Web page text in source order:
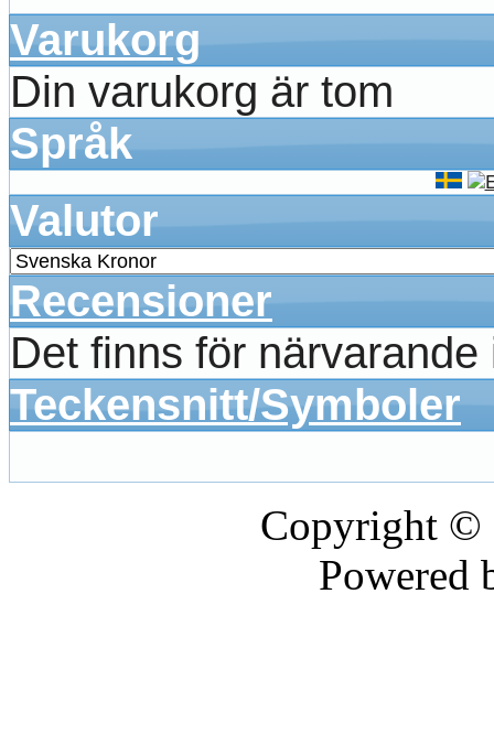
Varukorg
Din varukorg är tom
Språk
Valutor
Recensioner
Det finns för
Teckensnitt/Symboler
Copyright
Powered